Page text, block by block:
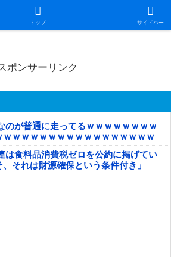
トップ サイドバー
ス録
ポンサーリンク
のが普通に走ってるｗｗｗｗｗｗｗｗ
ｗｗｗｗｗｗｗｗｗｗｗｗｗｗｗｗ
は食料品消費税ゼロを公約に掲げてい
それは財源確保という条件付き」